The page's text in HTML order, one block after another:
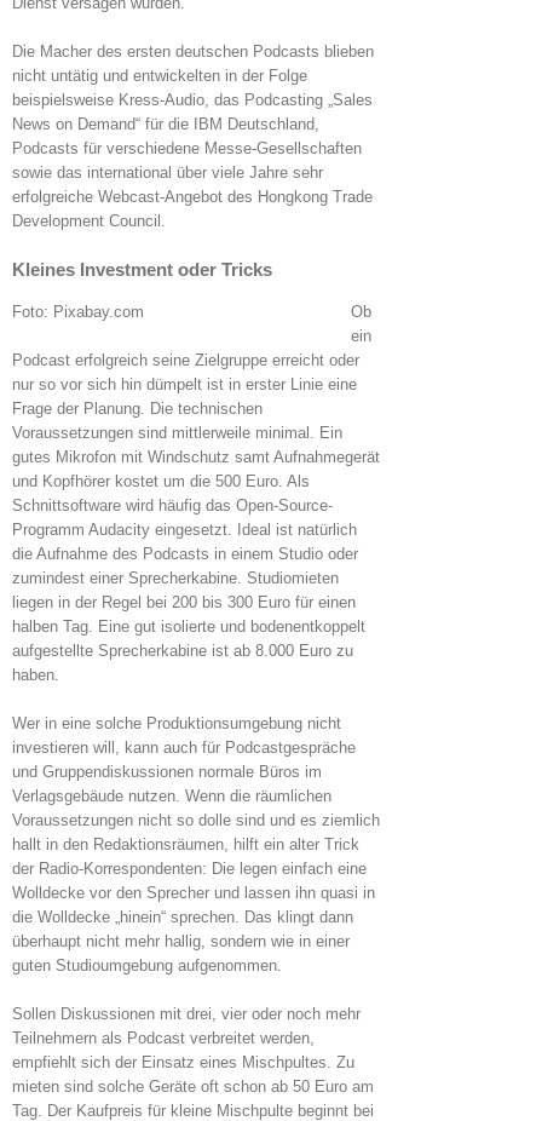
Die Macher des ersten deutschen Podcasts blieben
nicht untätig und entwickelten in der Folge
beispielsweise Kress-Audio, das Podcasting „Sales
News on Demand“ für die IBM Deutschland,
Podcasts für verschiedene Messe-Gesellschaften
sowie das international über viele Jahre sehr
erfolgreiche Webcast-Angebot des Hongkong Trade
Development Council.
Kleines Investment oder Tricks
Foto: Pixabay.com
Ob
ein
Podcast erfolgreich seine Zielgruppe erreicht oder
nur so vor sich hin dümpelt ist in erster Linie eine
Frage der Planung. Die technischen
Voraussetzungen sind mittlerweile minimal. Ein
gutes Mikrofon mit Windschutz samt Aufnahmegerät
und Kopfhörer kostet um die 500 Euro. Als
Schnittsoftware wird häufig das Open-Source-
Programm Audacity eingesetzt. Ideal ist natürlich
die Aufnahme des Podcasts in einem Studio oder
zumindest einer Sprecherkabine. Studiomieten
liegen in der Regel bei 200 bis 300 Euro für einen
halben Tag. Eine gut isolierte und bodenentkoppelt
aufgestellte Sprecherkabine ist ab 8.000 Euro zu
haben.
Wer in eine solche Produktionsumgebung nicht
investieren will, kann auch für Podcastgespräche
und Gruppendiskussionen normale Büros im
Verlagsgebäude nutzen. Wenn die räumlichen
Voraussetzungen nicht so dolle sind und es ziemlich
hallt in den Redaktionsräumen, hilft ein alter Trick
der Radio-Korrespondenten: Die legen einfach eine
Wolldecke vor den Sprecher und lassen ihn quasi in
die Wolldecke „hinein“ sprechen. Das klingt dann
überhaupt nicht mehr hallig, sondern wie in einer
guten Studioumgebung aufgenommen.
Sollen Diskussionen mit drei, vier oder noch mehr
Teilnehmern als Podcast verbreitet werden,
empfiehlt sich der Einsatz eines Mischpultes. Zu
mieten sind solche Geräte oft schon ab 50 Euro am
Tag. Der Kaufpreis für kleine Mischpulte beginnt bei